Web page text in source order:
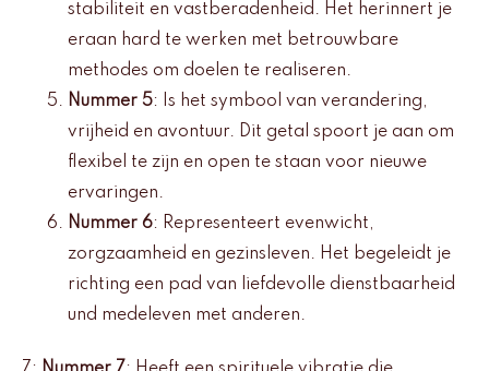
stabiliteit en vastberadenheid. Het herinnert je
eraan hard te werken met betrouwbare
methodes om doelen te realiseren.
Nummer 5: Is het symbool van verandering,
vrijheid en avontuur. Dit getal spoort je aan om
flexibel te zijn en open te staan voor nieuwe
ervaringen.
Nummer 6: Representeert evenwicht,
zorgzaamheid en gezinsleven. Het begeleidt je
richting een pad van liefdevolle dienstbaarheid
und medeleven met anderen.